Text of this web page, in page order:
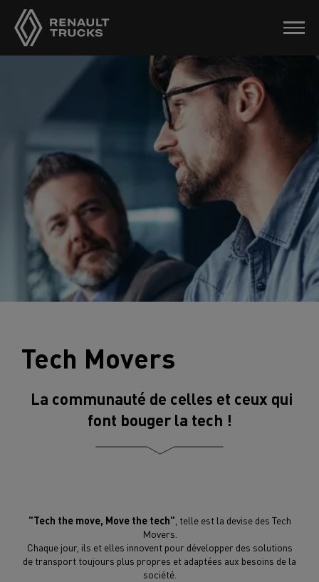
Tech Movers
La communauté de celles et ceux qui
font bouger la tech !
"Tech the move, Move the tech" , telle est la devise des Tech
Movers.
Chaque jour, ils et elles innovent pour développer des solutions
de transport toujours plus propres et adaptées aux besoins de la
société.